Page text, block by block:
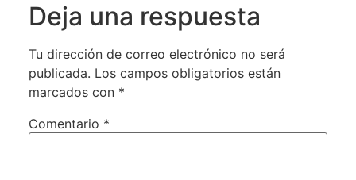
Deja una respuesta
Tu dirección de correo electrónico no será
publicada. Los campos obligatorios están
marcados con *
Comentario *